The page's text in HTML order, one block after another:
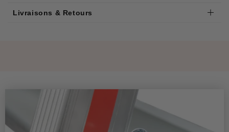
Livraisons & Retours